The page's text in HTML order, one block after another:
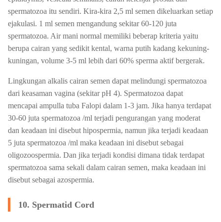
spermatozoa itu sendiri. Kira-kira 2,5 ml semen dikeluarkan setiap
ejakulasi. 1 ml semen mengandung sekitar 60-120 juta
spermatozoa. Air mani normal memiliki beberap kriteria yaitu
berupa cairan yang sedikit kental, warna putih kadang kekuning-
kuningan, volume 3-5 ml lebih dari 60% sperma aktif bergerak.
Lingkungan alkalis cairan semen dapat melindungi spermatozoa
dari keasaman vagina (sekitar pH 4). Spermatozoa dapat
mencapai ampulla tuba Falopi dalam 1-3 jam. Jika hanya terdapat
30-60 juta spermatozoa /ml terjadi pengurangan yang moderat
dan keadaan ini disebut hipospermia, namun jika terjadi keadaan
5 juta spermatozoa /ml maka keadaan ini disebut sebagai
oligozoospermia. Dan jika terjadi kondisi dimana tidak terdapat
spermatozoa sama sekali dalam cairan semen, maka keadaan ini
disebut sebagai azospermia.
10. Spermatid Cord